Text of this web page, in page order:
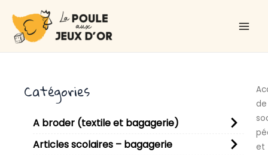
contenu
Catégories
A broder (textile et bagagerie)
Articles scolaires – bagagerie
de
et